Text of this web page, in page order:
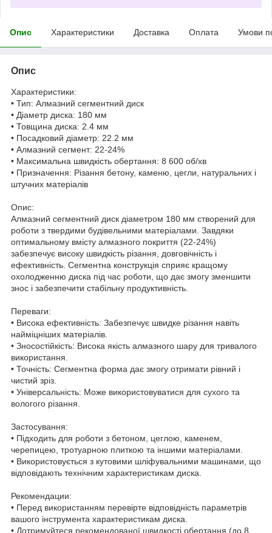
Опис Характеристики Доставка Оплата Умови
Опис
Характеристики:
• Тип: Алмазний сегментний диск
• Діаметр диска: 180 мм
• Товщина диска: 2.4 мм
• Посадковий діаметр: 22.2 мм
• Алмазний сегмент: 22-24%
• Максимальна швидкість обертання: 8 600 об/хв
• Призначення: Різання бетону, каменю, цегли, натуральних і
штучних матеріалів
Опис:
Алмазний сегментний диск діаметром 180 мм створений для
роботи з твердими будівельними матеріалами. Завдяки
оптимальному вмісту алмазного покриття (22-24%)
забезпечує високу швидкість різання, довговічність і
ефективність. Сегментна конструкція сприяє кращому
охолодженню диска під час роботи, що дає змогу зменшити
знос і забезпечити стабільну продуктивність.
Переваги:
• Висока ефективність: Забезпечує швидке різання навіть
найміцніших матеріалів.
• Зносостійкість: Висока якість алмазного шару для тривалого
використання.
• Точність: Сегментна форма дає змогу отримати рівний і
чистий зріз.
• Універсальність: Може використовуватися для сухого та
вологого різання.
Застосування:
• Підходить для роботи з бетоном, цеглою, каменем,
черепицею, тротуарною плиткою та іншими матеріалами.
• Використовується з кутовими шліфувальними машинами, що
відповідають технічним характеристикам диска.
Рекомендации:
• Перед використанням перевірте відповідність параметрів
вашого інструмента характеристикам диска.
• Дотримуйтеся рекомендованої швидкості обертання (до 8